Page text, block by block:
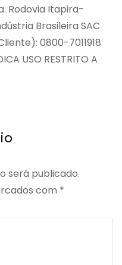
Rodovia Itapira-
Brasileira SAC
0800-7011918
USO RESTRITO A
será publicado.
com *